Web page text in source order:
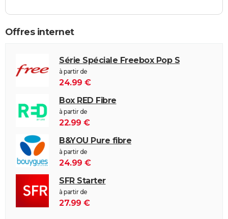
Offres internet
Série Spéciale Freebox Pop S
à partir de
24.99 €
Box RED Fibre
à partir de
22.99 €
B&YOU Pure fibre
à partir de
24.99 €
SFR Starter
à partir de
27.99 €